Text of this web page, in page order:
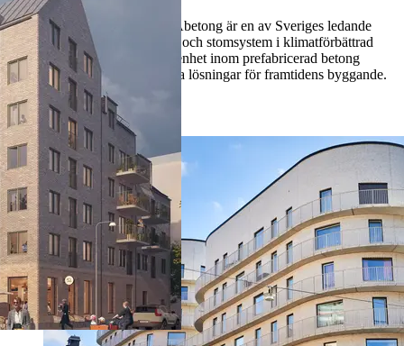
Heidelberg Materials Precast Abetong är en av Sveriges ledande
leverantörer av betongelement och stomsystem i klimatförbättrad
betong. Med över 80 års erfarenhet inom prefabricerad betong
skapar vi hållbara och effektiva lösningar för framtidens byggande.
Hus